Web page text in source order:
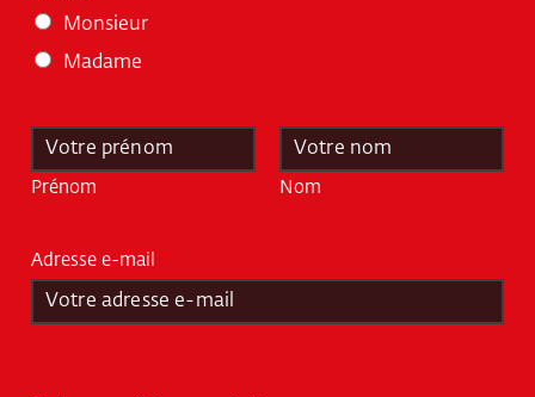
Monsieur
Madame
m
Prénom Nom
Adresse e-mail